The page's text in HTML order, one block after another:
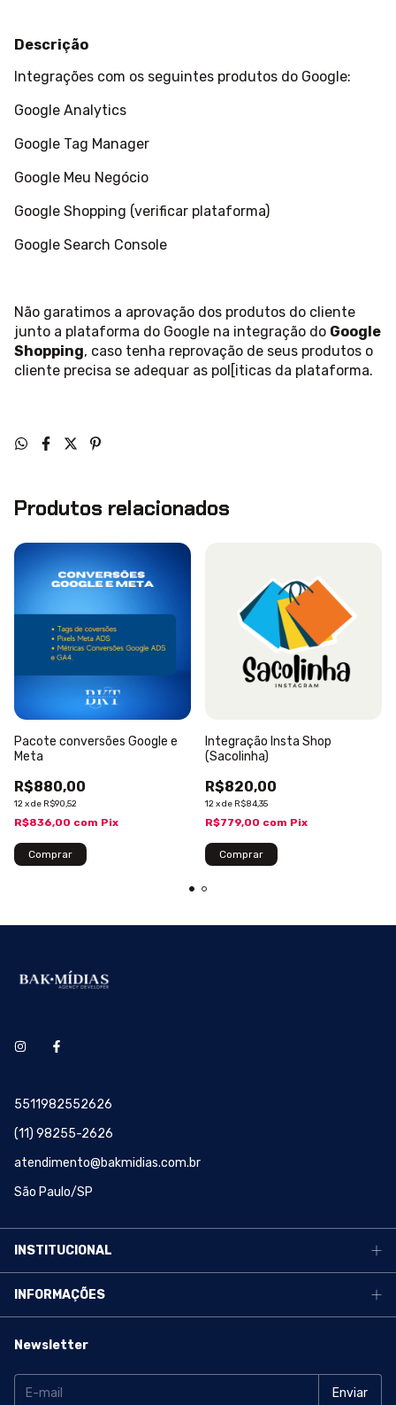
Descrição
Integrações com os seguintes produtos do Google:
Google Analytics
Google Tag Manager
Google Meu Negócio
Google Shopping (verificar plataforma)
Google Search Console
Não garatimos a aprovação dos produtos do cliente
junto a plataforma do Google na integração do Google
Shopping, caso tenha reprovação de seus produtos o
cliente precisa se adequar as pol[iticas da plataforma.
Produtos relacionados
Pacote conversões Google e
Meta
R$880,00
12xde R$90,52
R$836,00 com Pix
Integração Insta Shop
(Sacolinha)
R$820,00
12xde R$84,35
R$779,00 com Pix
5511982552626
(11) 98255-2626
atendimento@bakmidias.com.br
São Paulo/SP
INSTITUCIONAL
INFORMAÇÕES
Newsletter